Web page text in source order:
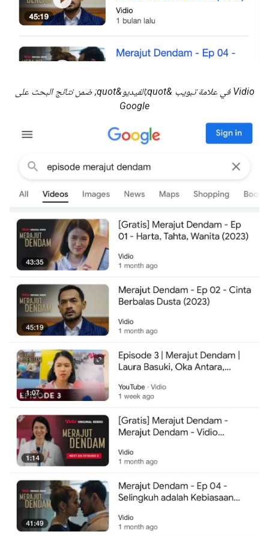
‫Vidio في علامة تبويب &quot;الفيديو&quot; ضمن نتائج البحث على
Google